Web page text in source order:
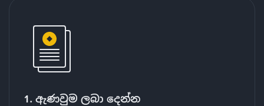
1. ඇණවුම ලබා දෙන්න